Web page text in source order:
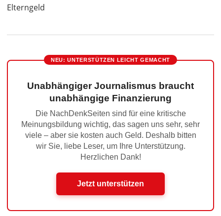
Elterngeld
NEU: UNTERSTÜTZEN LEICHT GEMACHT
Unabhängiger Journalismus braucht
unabhängige Finanzierung
Die NachDenkSeiten sind für eine kritische
Meinungsbildung wichtig, das sagen uns sehr, sehr
viele – aber sie kosten auch Geld. Deshalb bitten
wir Sie, liebe Leser, um Ihre Unterstützung.
Herzlichen Dank!
Jetzt unterstützen